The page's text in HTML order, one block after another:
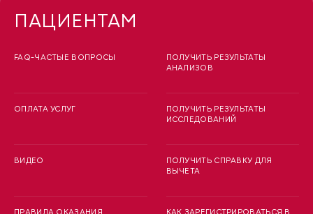
ПАЦИЕНТАМ
FAQ-ЧАСТЫЕ ВОПРОСЫ
ОПЛАТА УСЛУГ
ВИДЕО
ПОЛУЧИТЬ РЕЗУЛЬТАТЫ
АНАЛИЗОВ
ПОЛУЧИТЬ РЕЗУЛЬТАТЫ
ИССЛЕДОВАНИЙ
ПОЛУЧИТЬ СПРАВКУ ДЛЯ
ВЫЧЕТА